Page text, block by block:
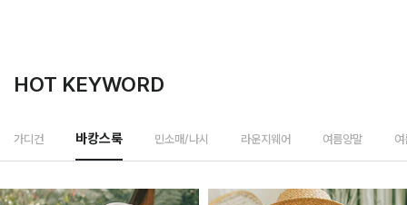
HOT KEYWORD
가디건 바캉스룩 민소매/나시 라운지웨어 여름양말